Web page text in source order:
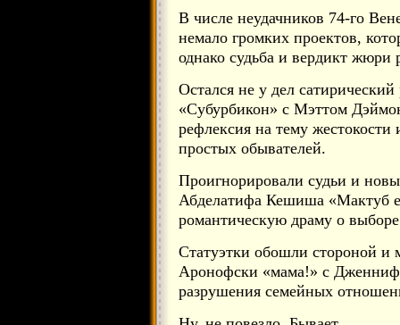
В числе неудачников 74-го
немало громких проектов,
однако судьба и вердикт жюри
Остался не у дел
«Субурбикон» с Мэттом
рефлексия на тему
простых обывателей.
Проигнорировали судьи и
Абделатифа Кешиша «Мактуб
романтическую драму о
Статуэтки обошли стороной и
Аронофски «мама!» с
разрушения семейных